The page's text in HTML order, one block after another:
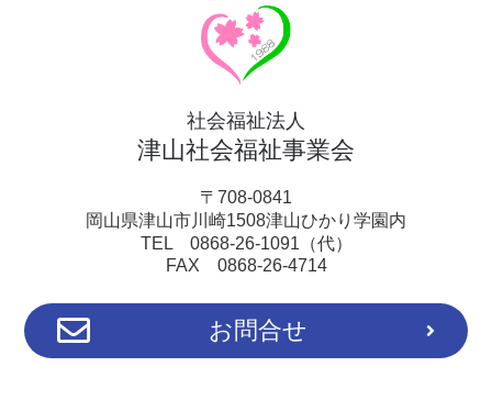
社会福祉法人
津山社会福祉事業会
〒708-0841
岡山県津山市川崎1508津山ひかり学園内
TEL 0868-26-1091（代）
FAX 0868-26-4714
お問合せ